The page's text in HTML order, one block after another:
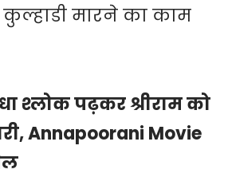
मारने का काम
श्लोक पढ़कर श्रीराम को
Annapoorani Movie